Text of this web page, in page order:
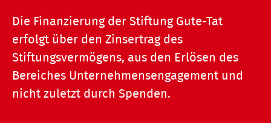
Die Finanzierung der Stiftung Gute-Tat
erfolgt über den Zinsertrag des
Stiftungsvermögens, aus den Erlösen des
Bereiches Unternehmensengagement und
nicht zuletzt durch Spenden.